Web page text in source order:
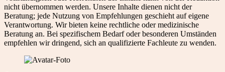
nicht übernommen werden. Unsere Inhalte dienen nicht der
Beratung; jede Nutzung von Empfehlungen geschieht auf eigene
Verantwortung. Wir bieten keine rechtliche oder medizinische
Beratung an. Bei spezifischem Bedarf oder besonderen Umständen
empfehlen wir dringend, sich an qualifizierte Fachleute zu wenden.